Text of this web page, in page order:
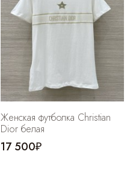
Женская футболка Christian
Dior белая
17 500₽